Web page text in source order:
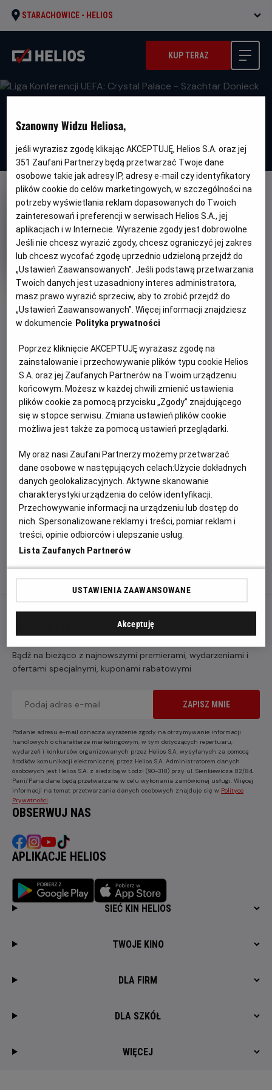
STARACHOWICE - HELIOS
KUP TERAZ
OBSERWUJ
Liga Konferencji UEFA: Crystal
Palace - Szachtar Donieck
Gatunek
Sportowy
Czas
trwania
150 min
Kraj
i
rok
produkcji
Polska
PREMIERA
7 maja 2026
OPIS FILMU
Transmisja meczu Crystal Palace - Szachtar Donieck w
ramach rozgrywek Ligi Konferencji UEFA.
ZAPROŚ ZNAJOMYCH
Facebook Messenger WhatsApp
Bądź na bieżąco z najnowszymi premierami, wydarzeniami i
ofertami specjalnymi, kuponami rabatowymi
ZAPISZ MNIE
Podanie adresu e-mail oznacza wyrażenie zgody na otrzymywanie informacji
handlowych o charakterze marketingowym, w tym dotyczących repertuaru,
wydarzeń i konkursów organizowanych przez Helios S.A. wysyłanych za pomocą
środków komunikacji elektronicznej przez Helios S.A. Administratorem danych
osobowych jest Helios S.A. z siedzibą w Łodzi (90-318) przy ul. Sienkiewicza 82/84.
Pani/Pana dane będą przetwarzane w celu wykonania zamówionej usługi. Więcej
informacji na temat przetwarzania danych osobowych znajduje się w Polityce
Prywatności
OBSERWUJ NAS
APLIKACJE HELIOS
SIEĆ KIN HELIOS
TWOJE KINO
DLA FIRM
DLA SZKÓŁ
WIĘCEJ
Szanowny Widzu Heliosa,
jeśli wyrazisz zgodę klikając AKCEPTUJĘ, Helios S.A. oraz jej
351 Zaufani Partnerzy będą przetwarzać Twoje dane
osobowe takie jak adresy IP, adresy e-mail czy identyfikatory
plików cookie do celów marketingowych, w szczególności na
potrzeby wyświetlania reklam dopasowanych do Twoich
zainteresowań i preferencji w serwisach Helios S.A., jej
aplikacjach i w Internecie. Wyrażenie zgody jest dobrowolne.
Jeśli nie chcesz wyrazić zgody, chcesz ograniczyć jej zakres
lub chcesz wycofać zgodę uprzednio udzieloną przejdź do
„Ustawień Zaawansowanych”. Jeśli podstawą przetwarzania
Twoich danych jest uzasadniony interes administratora,
masz prawo wyrazić sprzeciw, aby to zrobić przejdź do
„Ustawień Zaawansowanych”. Więcej informacji znajdziesz
w dokumencie Polityka prywatności
Poprzez kliknięcie AKCEPTUJĘ wyrażasz zgodę na
zainstalowanie i przechowywanie plików typu cookie Helios
S.A. oraz jej Zaufanych Partnerów na Twoim urządzeniu
końcowym. Możesz w każdej chwili zmienić ustawienia
plików cookie za pomocą przycisku „Zgody” znajdującego
się w stopce serwisu. Zmiana ustawień plików cookie
możliwa jest także za pomocą ustawień przeglądarki.
My oraz nasi Zaufani Partnerzy możemy przetwarzać
dane osobowe w następujących celach:Użycie dokładnych
danych geolokalizacyjnych. Aktywne skanowanie
charakterystyki urządzenia do celów identyfikacji.
Przechowywanie informacji na urządzeniu lub dostęp do
nich. Spersonalizowane reklamy i treści, pomiar reklam i
treści, opinie odbiorców i ulepszanie usług.
Lista Zaufanych Partnerów
USTAWIENIA ZAAWANSOWANE
Akceptuję